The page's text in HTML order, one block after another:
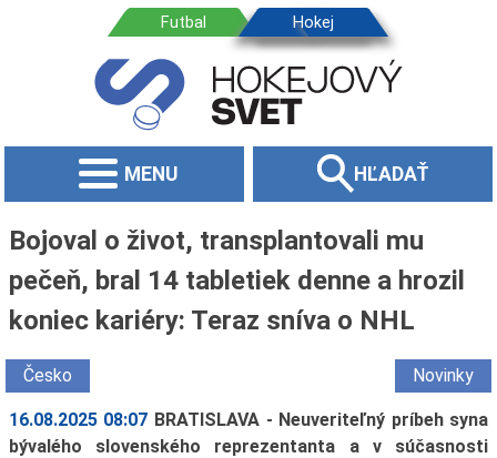
MENU HĽADAŤ
Bojoval o život, transplantovali mu
pečeň, bral 14 tabletiek denne a hrozil
koniec kariéry: Teraz sníva o NHL
Česko Novinky
16.08.2025 08:07 BRATISLAVA - Neuveriteľný príbeh syna
bývalého slovenského reprezentanta a v súčasnosti